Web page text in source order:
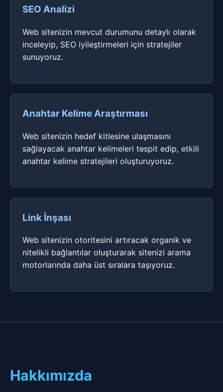
SEO Analizi
Web sitenizin mevcut durumunu detaylı olarak
inceleyip, SEO iyileştirmeleri için stratejiler
sunuyoruz.
Anahtar Kelime Araştırması
Web sitenizin hedef kitlesine ulaşmasını
sağlayacak anahtar kelimeleri tespit edip, etkili
anahtar kelime stratejileri oluşturuyoruz.
Link İnşası
Web sitenizin otoritesini artıracak organik ve
nitelikli bağlantılar oluşturarak sitenizi arama
motorlarında daha üst sıralara taşıyoruz.
Hakkımızda